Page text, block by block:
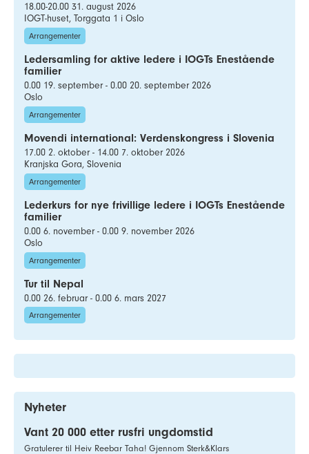
18.00-20.00 31. august 2026
IOGT-huset, Torggata 1 i Oslo
Arrangementer
Ledersamling for aktive ledere i IOGTs Enestående
familier
0.00 19. september - 0.00 20. september 2026
Oslo
Arrangementer
Movendi international: Verdenskongress i Slovenia
17.00 2. oktober - 14.00 7. oktober 2026
Kranjska Gora, Slovenia
Arrangementer
Lederkurs for nye frivillige ledere i IOGTs Enestående
familier
0.00 6. november - 0.00 9. november 2026
Oslo
Arrangementer
Tur til Nepal
0.00 26. februar - 0.00 6. mars 2027
Arrangementer
Nyheter
Vant 20 000 etter rusfri ungdomstid
Gratulerer til Heiv Reebar Taha! Gjennom Sterk&Klars